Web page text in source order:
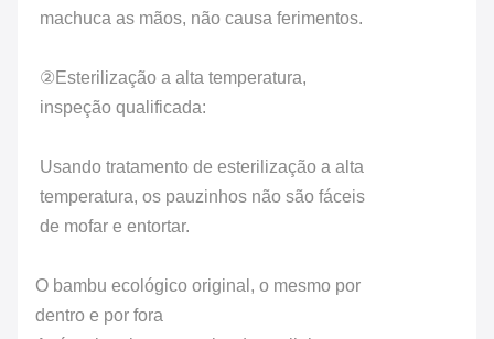
machuca as mãos, não causa ferimentos.
②Esterilização a alta temperatura,
inspeção qualificada:
Usando tratamento de esterilização a alta
temperatura, os pauzinhos não são fáceis
de mofar e entortar.
O bambu ecológico original, o mesmo por
dentro e por fora